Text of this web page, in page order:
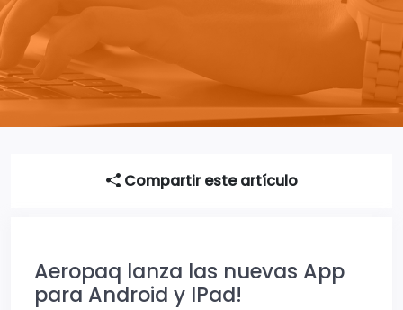
Compartir este artículo
Aeropaq lanza las nuevas App
para Android y IPad!